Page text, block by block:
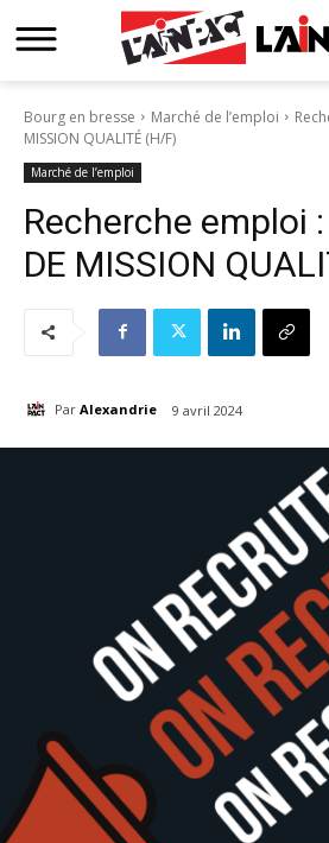
Bourg en bresse Marché de l’emploi
MISSION QUALITÉ (H/F)
Marché de l’emploi
Recherche emploi :
DE MISSION
Par Alexandrie 9 avril 2024